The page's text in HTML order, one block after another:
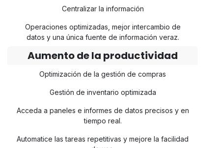
Centralizar la información
Operaciones optimizadas, mejor intercambio de
datos y una única fuente de información veraz.
Aumento de la productividad
Optimización de la gestión de compras
Gestión de inventario optimizada
Acceda a paneles e informes de datos precisos y en
tiempo real.
Automatice las tareas repetitivas y mejore la facilidad